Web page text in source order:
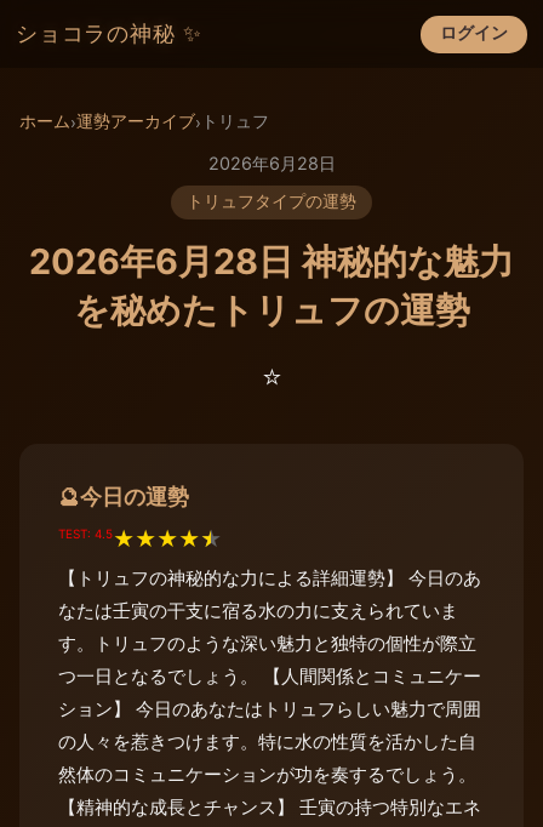
ショコラの神秘 ✨ ログイン
×
ホーム›運勢アーカイブ› トリュフ
2026年6月28日
トリュフタイプの運勢
2026年6月28日 神秘的な魅力
を秘めたトリュフの運勢
⭐️
🔮今日の運勢
TEST: 4.5★★★★★
【トリュフの神秘的な力による詳細運勢】 今日のあ
なたは壬寅の干支に宿る水の力に支えられていま
す。トリュフのような深い魅力と独特の個性が際立
つ一日となるでしょう。 【人間関係とコミュニケー
ション】 今日のあなたはトリュフらしい魅力で周囲
の人々を惹きつけます。特に水の性質を活かした自
然体のコミュニケーションが功を奏するでしょう。
【精神的な成長とチャンス】 壬寅の持つ特別なエネ